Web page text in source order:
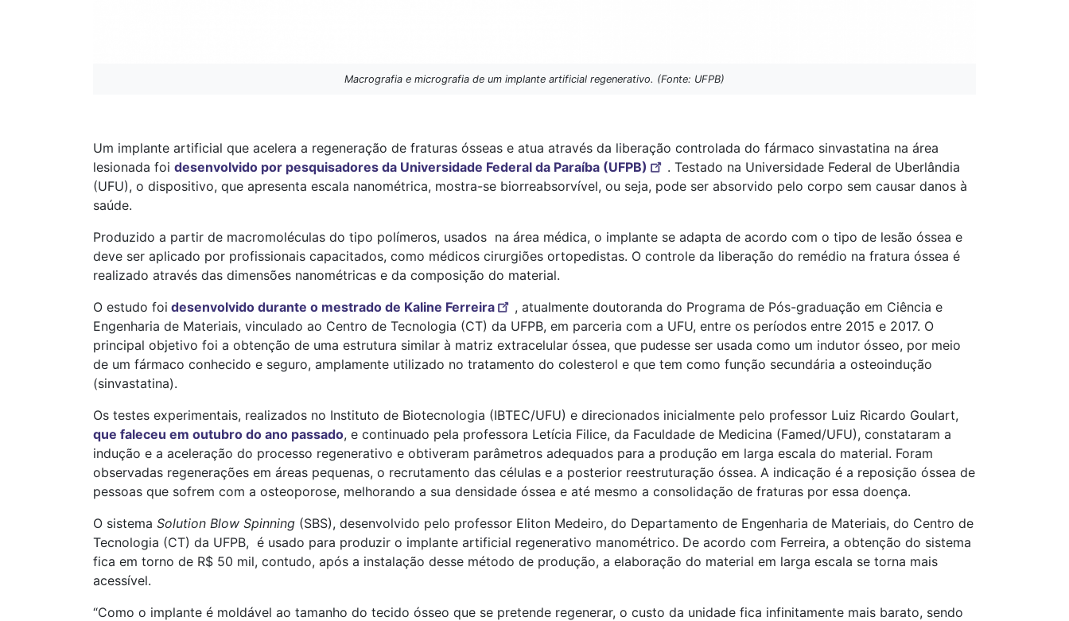
Macrografia e micrografia de um implante artificial regenerativo. (Fonte: UFPB)
Um implante artificial que acelera a regeneração de fraturas ósseas e atua através da liberação controlada do fármaco sinvastatina na área
lesionada foi desenvolvido por pesquisadores da Universidade Federal da Paraíba (UFPB)
. Testado na Universidade Federal de Uberlândia
(UFU), o dispositivo, que apresenta escala nanométrica, mostra-se biorreabsorvível, ou seja, pode ser absorvido pelo corpo sem causar danos à
saúde.
Produzido a partir de macromoléculas do tipo polímeros, usados na área médica, o implante se adapta de acordo com o tipo de lesão óssea e
deve ser aplicado por profissionais capacitados, como médicos cirurgiões ortopedistas. O controle da liberação do remédio na fratura óssea é
realizado através das dimensões nanométricas e da composição do material.
O estudo foi desenvolvido durante o mestrado de Kaline Ferreira
, atualmente doutoranda do Programa de Pós-graduação em Ciência e
Engenharia de Materiais, vinculado ao Centro de Tecnologia (CT) da UFPB, em parceria com a UFU, entre os períodos entre 2015 e 2017. O
principal objetivo foi a obtenção de uma estrutura similar à matriz extracelular óssea, que pudesse ser usada como um indutor ósseo, por meio
de um fármaco conhecido e seguro, amplamente utilizado no tratamento do colesterol e que tem como função secundária a osteoindução
(sinvastatina).
Os testes experimentais, realizados no Instituto de Biotecnologia (IBTEC/UFU) e direcionados inicialmente pelo professor Luiz Ricardo Goulart,
que faleceu em outubro do ano passado, e continuado pela professora Letícia Filice, da Faculdade de Medicina (Famed/UFU), constataram a
indução e a aceleração do processo regenerativo e obtiveram parâmetros adequados para a produção em larga escala do material. Foram
observadas regenerações em áreas pequenas, o recrutamento das células e a posterior reestruturação óssea. A indicação é a reposição óssea de
pessoas que sofrem com a osteoporose, melhorando a sua densidade óssea e até mesmo a consolidação de fraturas por essa doença.
O sistema Solution Blow Spinning (SBS), desenvolvido pelo professor Eliton Medeiro, do Departamento de Engenharia de Materiais, do Centro de
Tecnologia (CT) da UFPB, é usado para produzir o implante artificial regenerativo manométrico. De acordo com Ferreira, a obtenção do sistema
fica em torno de R$ 50 mil, contudo, após a instalação desse método de produção, a elaboração do material em larga escala se torna mais
acessível.
“Como o implante é moldável ao tamanho do tecido ósseo que se pretende regenerar, o custo da unidade fica infinitamente mais barato, sendo